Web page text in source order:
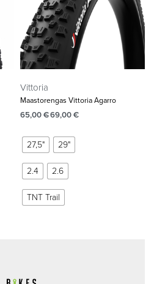
Vittoria
Maastorengas Vittoria Agarro
65,00€69,00€
27,5" 29"
2.4 2.6
TNT Trail